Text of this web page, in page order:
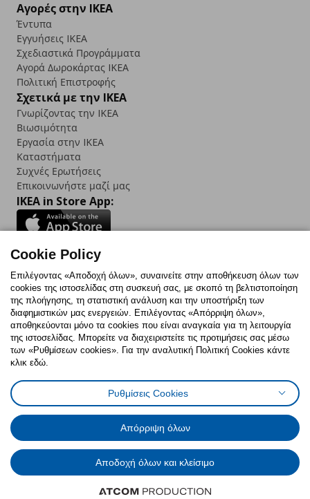
Αγορές στην IKEA
Έντυπα
Εγγυήσεις IKEA
Σχεδιαστικά Προγράμματα
Αγορά Δωρoκάρτας IKEA
Πολιτική Επιστροφής
Σχετικά με την IKEA
Γνωρίζοντας την IKEA
Βιωσιμότητα
Εργασία στην IKEA
Καταστήματα
Συχνές Ερωτήσεις
Επικοινωνήστε μαζί μας
IKEA in Store App:
Follow us:
FacebookInstagram
TikTokYoutubePinterestTwitter
Πολιτική CookiesΔήλωση ψηφιακής προσβασιμότητας
Ρυθμίσεις cookiesΌροι Χρήσης
Γενική Πολιτική Προσωπικών Δεδομένων
Πολιτική Προσωπικών Δεδομένων για ΙΚΕΑ.gr
Κώδικας Καταναλωτικής Δεοντολογίας
© Inter-IKEA Systems B.V. 1999 - 2025
Cookie Policy
Επιλέγοντας «Αποδοχή όλων», συναινείτε στην αποθήκευση όλων των
cookies της ιστοσελίδας στη συσκευή σας, με σκοπό τη βελτιστοποίηση
της πλοήγησης, τη στατιστική ανάλυση και την υποστήριξη των
διαφημιστικών μας ενεργειών. Επιλέγοντας «Απόρριψη όλων»,
αποθηκεύονται μόνο τα cookies που είναι αναγκαία για τη λειτουργία
της ιστοσελίδας. Μπορείτε να διαχειριστείτε τις προτιμήσεις σας μέσω
των «Ρυθμίσεων cookies». Για την αναλυτική Πολιτική Cookies κάντε
κλικ εδώ.
Ρυθμίσεις Cookies
Απόρριψη όλων
Αποδοχή όλων και κλείσιμο